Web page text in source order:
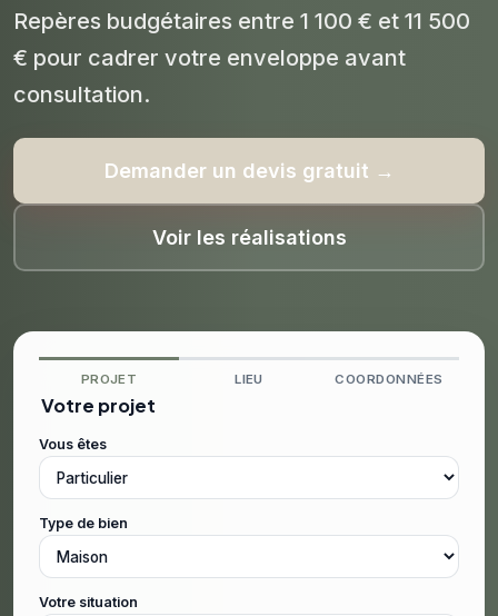
Repères budgétaires entre 1 100 € et 11 500
€ pour cadrer votre enveloppe avant
consultation.
Demander un devis gratuit →
Voir les réalisations
PROJET LIEU COORDONNÉES
Votre projet
Vous êtes
Type de bien
Votre situation